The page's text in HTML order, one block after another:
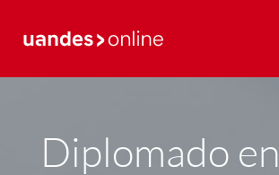
Postgrado y Educación Continua
Diplomado en